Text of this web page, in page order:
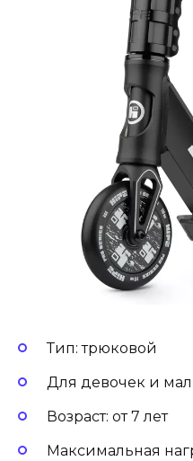
Тип: трюковой
Для девочек и
Возраст: от 7 лет
Максимальная